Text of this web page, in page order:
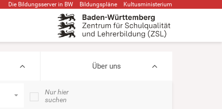
Die Bildungsserver in BW Bildungspläne Kultusministerium
Über uns
Nur hier
suchen